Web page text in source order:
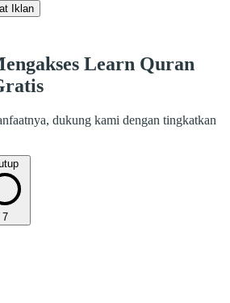
Iklan
Learn Quran
dukung kami dengan tingkatkan
7